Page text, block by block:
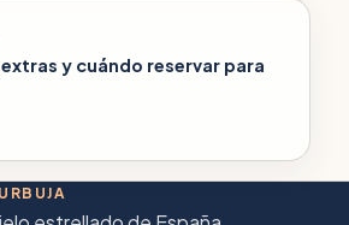
y cuándo reservar para